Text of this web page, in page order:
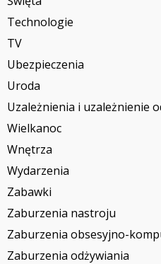
Technologie
TV
Ubezpieczenia
Uroda
Uzależnienia i uzależnienie
Wielkanoc
Wnętrza
Wydarzenia
Zabawki
Zaburzenia nastroju
Zaburzenia obsesyjno-
Zaburzenia odżywiania